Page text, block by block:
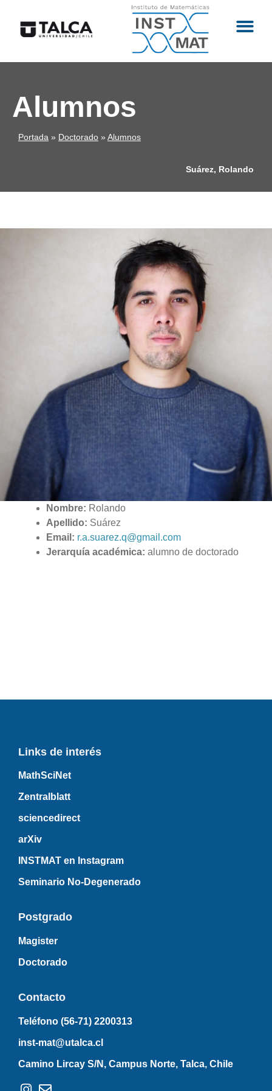
Alumnos
Portada » Doctorado » Alumnos
Suárez, Rolando
Nombre: Rolando
Apellido: Suárez
Email: r.a.suarez.q@gmail.com
Jerarquía académica: alumno de doctorado
Links de interés
MathSciNet
Zentralblatt
sciencedirect
arXiv
INSTMAT en Instagram
Seminario No-Degenerado
Postgrado
Magister
Doctorado
Contacto
Teléfono (56-71) 2200313
inst-mat@utalca.cl
Camino Lircay S/N, Campus Norte, Talca, Chile